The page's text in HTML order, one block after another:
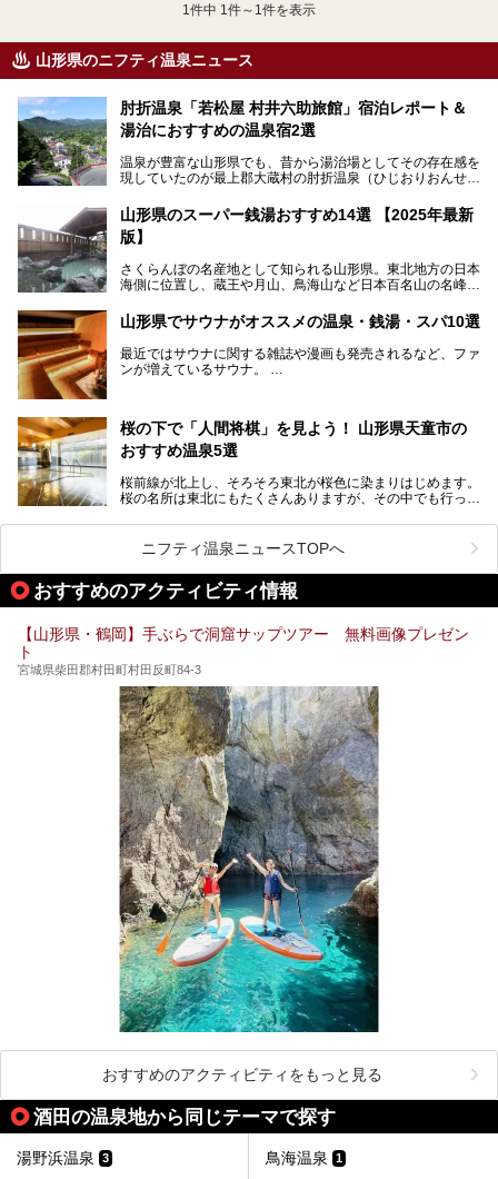
1 件中 1件～1件を表示
山形県のニフティ温泉ニュース
肘折温泉「若松屋 村井六助旅館」宿泊レポート＆
湯治におすすめの温泉宿2選
温泉が豊富な山形県でも、昔から湯治場としてその存在感を
現していたのが最上郡大蔵村の肘折温泉（ひじおりおんせ
今回はその肘折温泉の「若松屋 村井六助旅館」に宿泊した
体験レポートとおすすめの温泉宿を2軒ご紹介します。
鄙びた風情があり、源泉掛け流しの旅館も多い肘折温泉は、
す。
山形県のスーパー銭湯おすすめ14選 【2025年最新
版】
さくらんぼの名産地として知られる山形県。東北地方の日本
海側に位置し、蔵王や月山、鳥海山など日本百名山の名峰や
の細道」全行程の1/3にあたる期間を山形県で過ごしたとい
われることからも、山形の深い魅力がうかがえます。
山形県はまた、県内全域に多様な温泉があり、35ある市町
村のすべてで温泉が湧いているという温泉県。そんな山形県
でぜひチェックしたいスーパー銭湯をご紹介します。
山形県でサウナがオススメの温泉・銭湯・スパ10選
最近ではサウナに関する雑誌や漫画も発売されるなど、ファ
ンが増えているサウナ。
こだわりを持つ施設も増えています。
今回はそんな今話題のサウナが楽しめる、山形県内にあるオ
ススメ温泉・銭湯・スパを10件まとめてご紹介します。
桜の下で「人間将棋」を見よう！ 山形県天童市の
おすすめ温泉5選
桜前線が北上し、そろそろ東北が桜色に染まりはじめます。
桜の名所は東北にもたくさんありますが、その中でも行って
舞鶴山の山頂まで軽いハイキングの気分で登れば、そこでは
なんと「人間将棋」が行われているのです！
「人間将棋」とは昭和31年から毎年春に山形県天童市で行
われている一大イベントで、甲冑や着物姿の武者に扮した人
が描かれ、「坊」こと二海堂氏の甲冑のあまりの似合いっぷ
りに、思わず吹き出してしまった読者もいることでしょう。
2017年は4月22日（土）・23日（日）に舞鶴山の頂上で行
われます。また、23日は「天童百面指し」が行われ、人間
将棋終了後、小学生以上の一般市民がプロ棋士と対局するこ
とができます。
天童市には温泉も多数あるので、桜と人間将棋を見た後はゆ
っくり温泉に浸かってはいかがでしょうか。
今回は山形県天童市のおすすめ温泉をご紹介します！
ニフティ温泉ニュースTOPへ
おすすめのアクティビティ情報
【山形県・鶴岡】手ぶらで洞窟サップツアー 無料画像プレゼン
ト
宮城県柴田郡村田町村田反町84-3
おすすめのアクティビティをもっと見る
酒田の温泉地から同じテーマで探す
湯野浜温泉 3 鳥海温泉 1